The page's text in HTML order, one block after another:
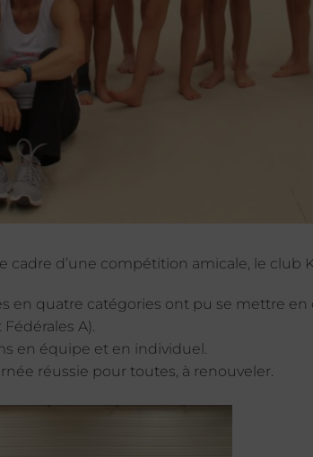
cadre d’une compétition amicale, le club
en quatre catégories ont pu se mettre en
Fédérales A).
en équipe et en individuel.
réussie pour toutes, à renouveler.